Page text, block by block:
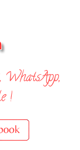
WhatsApp,
!